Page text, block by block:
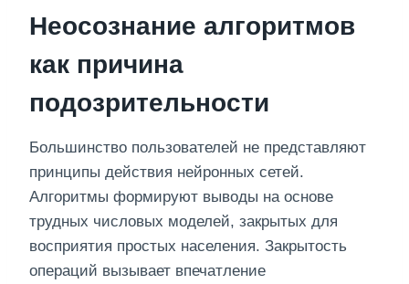
Неосознание алгоритмов
как причина
подозрительности
Большинство пользователей не представляют
принципы действия нейронных сетей.
Алгоритмы формируют выводы на основе
трудных числовых моделей, закрытых для
восприятия простых населения. Закрытость
операций вызывает впечатление